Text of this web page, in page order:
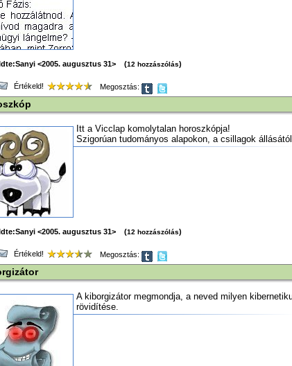
<2005. augusztus 31> (12 hozzászólás)
Értékeld! Megosztás:
Itt a Vicclap komolytalan horoszkópja!
Szigorúan tudományos alapokon, a csillagok
<2005. augusztus 31> (12 hozzászólás)
Értékeld! Megosztás:
A kiborgizátor megmondja, a neved milyen
rövidítése.